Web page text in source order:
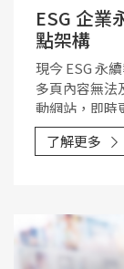
ESG 企業
點架構
現今 ESG 永
多頁內容無法
動網站，即時
現，為公司的
的利害關係
了解更多